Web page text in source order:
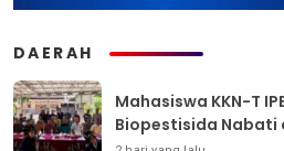
DAERAH
Mahasiswa KKN-T
Biopestisida Nabati